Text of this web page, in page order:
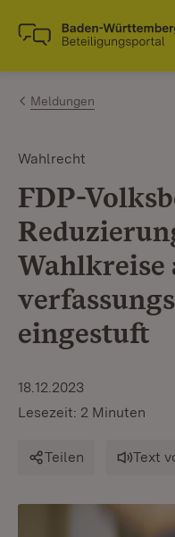
Zum Inhalt
Link zur Startseite
Meldungen
Wahlrecht
FDP-
Wahlkreise
eingestuft
18.12.2023
Lesezeit: 2 Minuten
Teilen Text